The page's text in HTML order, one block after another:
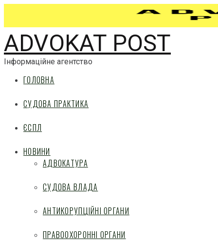
ADVOKAT POST
Інформаційне агентство
ГОЛОВНА
СУДОВА ПРАКТИКА
ЄСПЛ
НОВИНИ
АДВОКАТУРА
СУДОВА ВЛАДА
АНТИКОРУПЦІЙНІ ОРГАНИ
ПРАВООХОРОННІ ОРГАНИ